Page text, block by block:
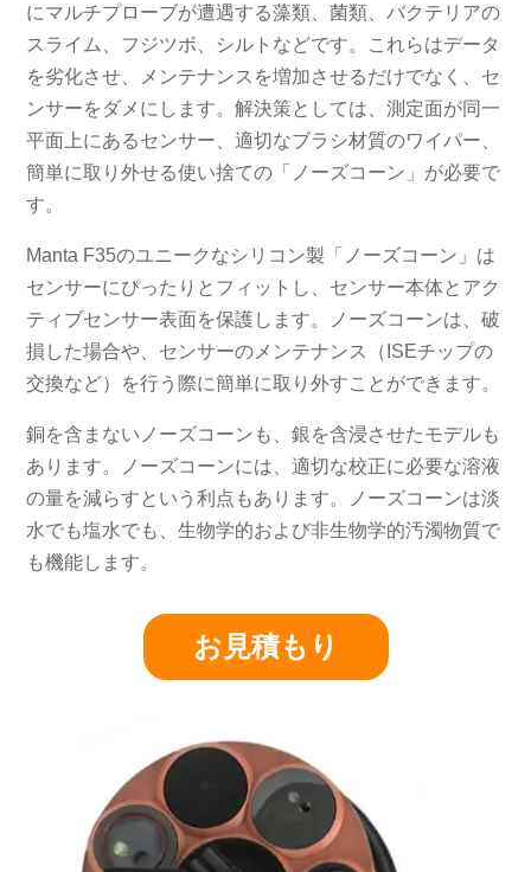
にマルチプローブが遭遇する藻類、菌類、バクテリアの
スライム、フジツボ、シルトなどです。これらはデータ
を劣化させ、メンテナンスを増加させるだけでなく、セ
ンサーをダメにします。解決策としては、測定面が同一
平面上にあるセンサー、適切なブラシ材質のワイパー、
簡単に取り外せる使い捨ての「ノーズコーン」が必要で
す。
Manta F35のユニークなシリコン製「ノーズコーン」は
センサーにぴったりとフィットし、センサー本体とアク
ティブセンサー表面を保護します。ノーズコーンは、破
損した場合や、センサーのメンテナンス（ISEチップの
交換など）を行う際に簡単に取り外すことができます。
銅を含まないノーズコーンも、銀を含浸させたモデルも
あります。ノーズコーンには、適切な校正に必要な溶液
の量を減らすという利点もあります。ノーズコーンは淡
水でも塩水でも、生物学的および非生物学的汚濁物質で
も機能します。
お見積もり